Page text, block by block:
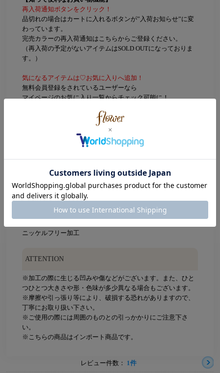
再入荷通知ボタンをクリック！
品切れの場合はカートに入れるボタンが”入荷お知らせ”に変
わっています。
完売カラーの再入荷通知はこちらからご登録ください。
（再入荷の予定がないアイテムはSOLD OUTになっておりま
す。）
気になるアイテムは♡お気に入りへ追加！
無料会員登録をされているユーザーなら
マイページのお気に入り一覧からチェック可能に！
リボンモチーフ：約1.1×0.8cm
ニッケルフリー加工
ATTENTION
※加工の際に生じる凹みや傷などがございます。また、ひと
つひとつ大きさや形・色味が多少異なる場合もございます。
※摩擦や引っ張り等により、破損する恐れがありますので、
丁寧にお取り扱い下さい。
※ご使用の際には周囲のものとの引っかかりにご注意下さ
い。
※こちらの商品はインポート商品です。
レビュー件数： 1件